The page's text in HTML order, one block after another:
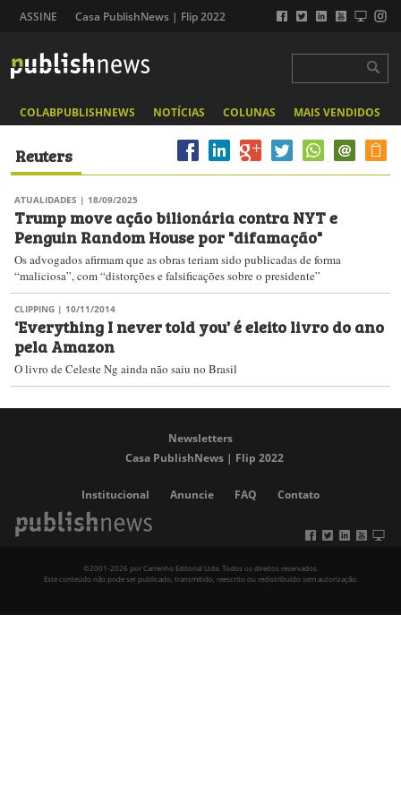
ASSINE Casa PublishNews | Flip 2022
COLABPUBLISHNEWS NOTÍCIAS COLUNAS MAIS VENDIDOS
Reuters
ATUALIDADES | 18/09/2025
Trump move ação bilionária contra NYT e
Penguin Random House por "difamação"
Os advogados afirmam que as obras teriam sido publicadas de forma
“maliciosa”, com “distorções e falsificações sobre o presidente”
CLIPPING | 10/11/2014
‘Everything I never told you’ é eleito livro do ano
pela Amazon
O livro de Celeste Ng ainda não saiu no Brasil
Newsletters
Casa PublishNews | Flip 2022
Institucional Anuncie FAQ Contato
©2001-2026 por Carrenho Editorial Ltda. Todos os direitos reservados.
Este conteúdo não pode ser publicado, transmitido, reescrito ou redistribuído sem autorização.